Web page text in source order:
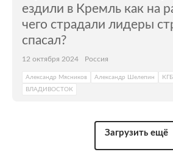
ездили в Кремль как на
чего страдали лидеры
спасал?
12 октября 2024 Россия
Александр Мясников Александр Шелепин
ВЛАДИВОСТОК
Загрузить ещё